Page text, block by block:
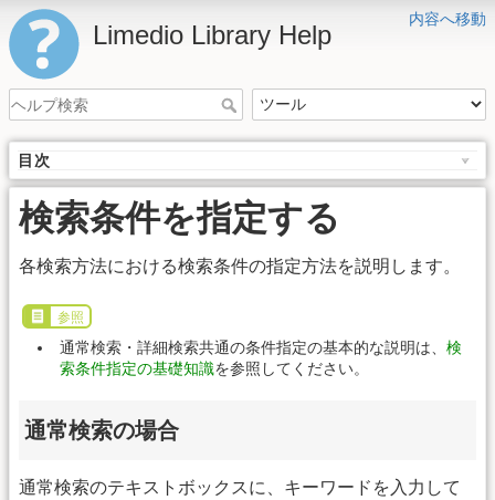
内容へ移動
Limedio Library Help
目次
検索条件を指定する
各検索方法における検索条件の指定方法を説明します。
参照
通常検索・詳細検索共通の条件指定の基本的な説明は、 検
索条件指定の基礎知識を参照してください。
通常検索の場合
通常検索のテキストボックスに、キーワードを入力して